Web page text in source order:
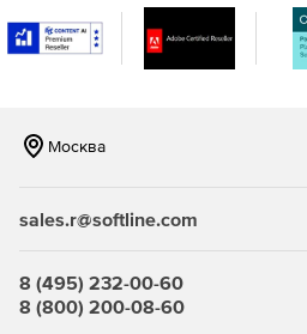
Возможности пользователей
Снижение стоимости
Управление сервисами
Обнаружение вторичных
Москва
sales.r@softline.com
8 (495) 232-00-60
8 (800) 200-08-60